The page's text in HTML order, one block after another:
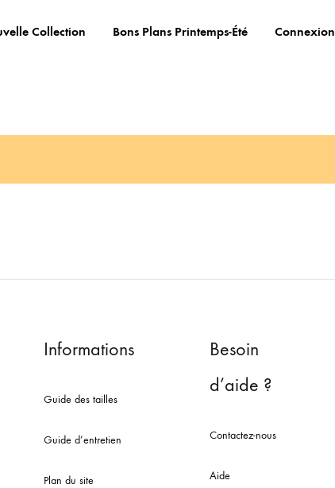
Collection Bons Plans Printemps-Été Connexion
Informations
Guide des tailles
Guide d’entretien
Plan du site
Besoin
d’aide ?
Contactez-nous
Aide